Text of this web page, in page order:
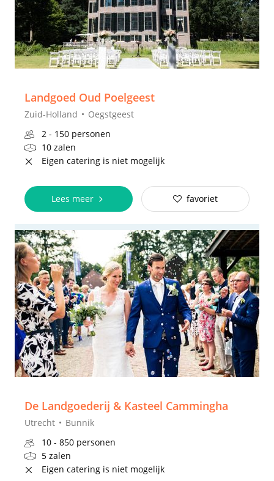
Landgoed Oud Poelgeest
Zuid-Holland
Oegstgeest
2 - 150 personen
10 zalen
Eigen catering is niet mogelijk
Lees meer favoriet
De Landgoederij & Kasteel Cammingha
Utrecht
Bunnik
10 - 850 personen
5 zalen
Eigen catering is niet mogelijk